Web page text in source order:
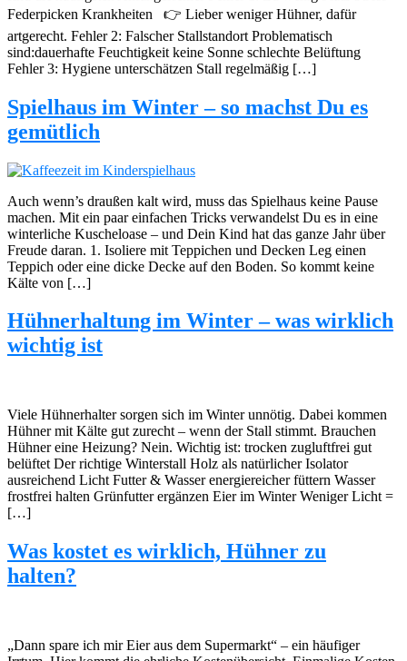
Federpicken Krankheiten 👉 Lieber weniger Hühner, dafür
artgerecht. Fehler 2: Falscher Stallstandort Problematisch
sind:dauerhafte Feuchtigkeit keine Sonne schlechte Belüftung
Fehler 3: Hygiene unterschätzen Stall regelmäßig […]
Spielhaus im Winter – so machst Du es
gemütlich
Auch wenn’s draußen kalt wird, muss das Spielhaus keine Pause
machen. Mit ein paar einfachen Tricks verwandelst Du es in eine
winterliche Kuscheloase – und Dein Kind hat das ganze Jahr über
Freude daran. 1. Isoliere mit Teppichen und Decken Leg einen
Teppich oder eine dicke Decke auf den Boden. So kommt keine
Kälte von […]
Hühnerhaltung im Winter – was wirklich
wichtig ist
Viele Hühnerhalter sorgen sich im Winter unnötig. Dabei kommen
Hühner mit Kälte gut zurecht – wenn der Stall stimmt. Brauchen
Hühner eine Heizung? Nein. Wichtig ist: trocken zugluftfrei gut
belüftet Der richtige Winterstall Holz als natürlicher Isolator
ausreichend Licht Futter & Wasser energiereicher füttern Wasser
frostfrei halten Grünfutter ergänzen Eier im Winter Weniger Licht =
[…]
Was kostet es wirklich, Hühner zu
halten?
„Dann spare ich mir Eier aus dem Supermarkt“ – ein häufiger